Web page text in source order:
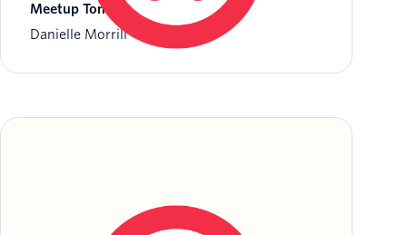
Meetup Tonight
Danielle Morrill